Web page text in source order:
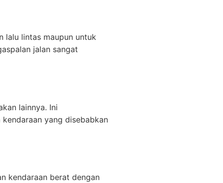
lalu lintas maupun untuk
jalan sangat
lainnya. Ini
yang disebabkan
kendaraan berat dengan